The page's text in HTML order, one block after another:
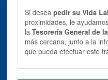
Si desea pedir su Vida
proximidades, le
la Tesorería General de
más cercana, junto a la
que pueda efectuar este